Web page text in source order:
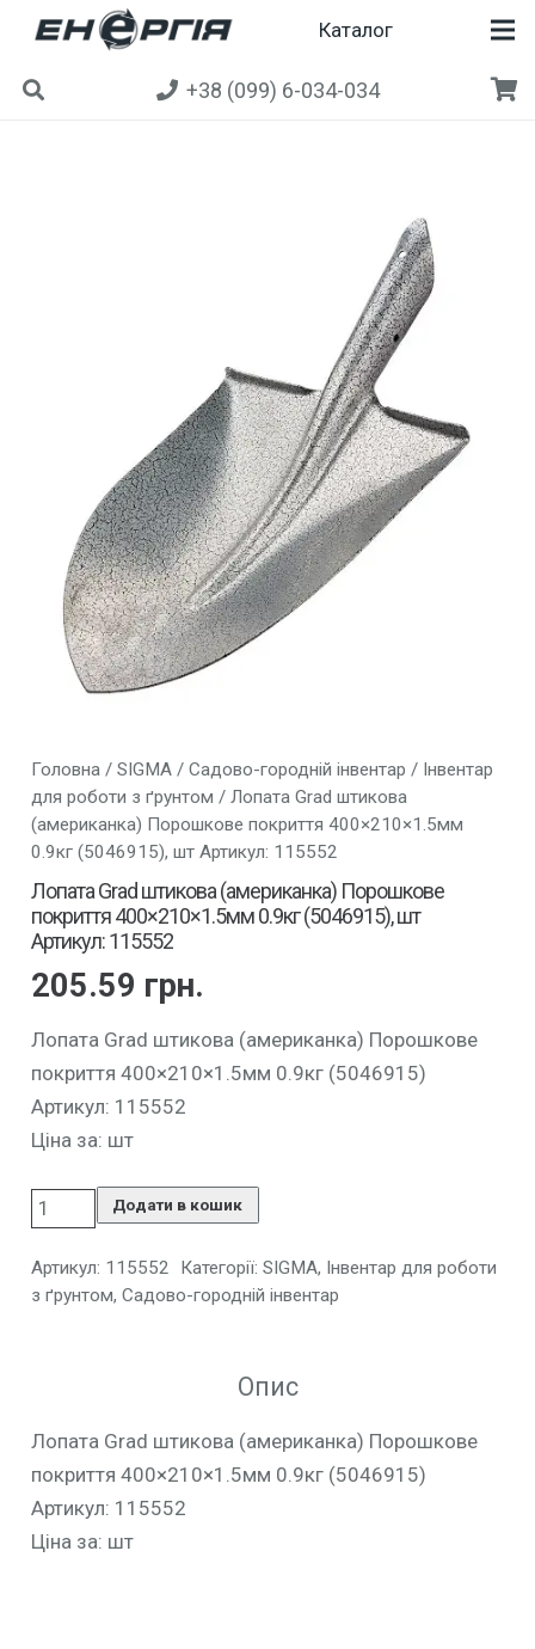
Каталог
+38 (099) 6-034-034
Головна/ SIGMA/ Садово-городній інвентар / Інвентар
для роботи з ґрунтом / Лопата Grad штикова
(американка) Порошкове покриття 400×210×1.5мм
0.9кг (5046915), шт Артикул: 115552
Лопата Grad штикова (американка) Порошкове
покриття 400×210×1.5мм 0.9кг (5046915), шт
Артикул: 115552
205.59 грн.
Лопата Grad штикова (американка) Порошкове
покриття 400×210×1.5мм 0.9кг (5046915)
Артикул: 115552
Ціна за: шт
Додати в кошик
Артикул: 115552 Категорії: SIGMA, Інвентар для роботи
з ґрунтом, Садово-городній інвентар
Опис
Лопата Grad штикова (американка) Порошкове
покриття 400×210×1.5мм 0.9кг (5046915)
Артикул: 115552
Ціна за: шт